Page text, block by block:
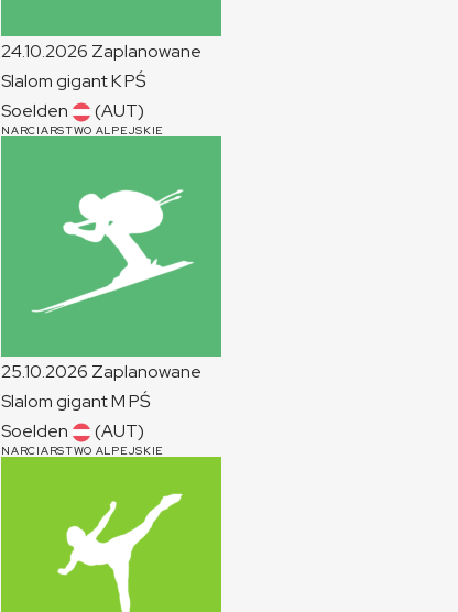
24.10.2026 Zaplanowane
Slalom gigantKPŚ
Soelden
(AUT)
NARCIARSTWO ALPEJSKIE
25.10.2026 Zaplanowane
Slalom gigantM PŚ
Soelden
(AUT)
NARCIARSTWO ALPEJSKIE